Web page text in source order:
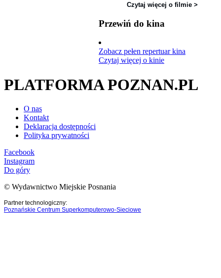
Czytaj więcej o filmie >
Przewiń do kina
Zobacz pełen repertuar kina
Czytaj więcej o kinie
PLATFORMA POZNAN.PL
O nas
Kontakt
Deklaracja dostępności
Polityka prywatności
Facebook
Instagram
Do góry
© Wydawnictwo Miejskie Posnania
Partner technologiczny:
Poznańskie Centrum Superkomputerowo-Sieciowe